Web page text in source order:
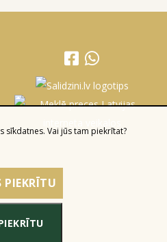
sīkdatnes. Vai jūs tam piekrītat?
PIEKRĪTU